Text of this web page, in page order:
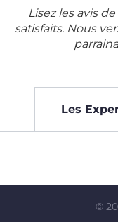
Lisez les avis
satisfaits. Nous
Les
©